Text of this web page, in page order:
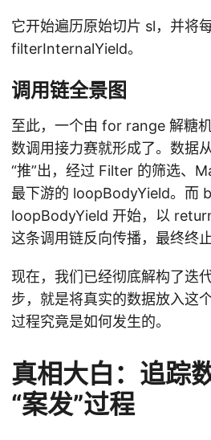
它开始遍历原始切片 sl，并将
filterInternalYield。
调用链全景图
至此，一个由 for range 解糖
数调用接力赛就形成了。数据
“推”出，经过 Filter 的筛选、
最下游的 loopBodyYield。而
loopBodyYield 开始，以
这条调用链反向传播，最终终
现在，我们已经彻底解构了迭
步，就是将真实的数据放入这
过程究竟是如何发生的。
真相大白：追踪
“案发”过程